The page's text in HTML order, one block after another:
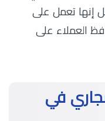
إنها تعمل على
العملاء على
في